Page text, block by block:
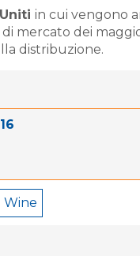
in cui vengono
mercato dei
distribuzione.
Wine